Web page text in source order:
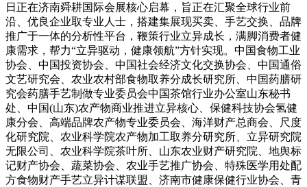
日正在济南舜耕国际会展核心启幕，旨正在汇聚全球行业前
沿、优良企业取专业人士，搭建集展现买卖、手艺交换、品牌
推广于一体的分析性平台，鞭策行业立异成长，满脚消费者健
康需求，帮力“立异驱动，健康领航”方针实现。中国食物工业
协会、中国投资协会、中国社会经济文化交换协会、中国通俗
文艺研究会、农业农村部食物取养分成长研究所、中国药膳研
究会药膳手艺制做专业委员会中国茶馆行业办公室山东秘书
处、中国(山东)农产物商业推进立异核心、保健科技协会氢健
康分会、高端品牌农产物专业委员会、海洋财产总商会、尺度
化研究院、农业科学院农产物加工取养分研究所、立异研究院
无限公司、农业科学院茶叶所、山东农业财产研究院、地舆标
记财产协会、蔬菜协会、农业手艺推广协会、特殊医学用处配
方食物财产手艺立异计谋联盟、济南市健康保健行业协会、青